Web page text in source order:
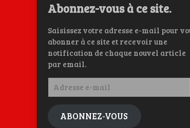
Abonnez-vous à ce site.
Saisissez votre adresse e-mail pour
abonner à ce site et recevoir une
notification de chaque nouvel article
par email.
Adresse
mail
ABONNEZ-VOUS